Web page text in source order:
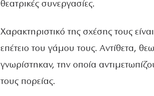
θεατρικές συνεργασίες.
Χαρακτηριστικό της σχέσης τους
επέτειο του γάμου τους. Αντίθετα,
γνωρίστηκαν, την οποία
τους πορείας.